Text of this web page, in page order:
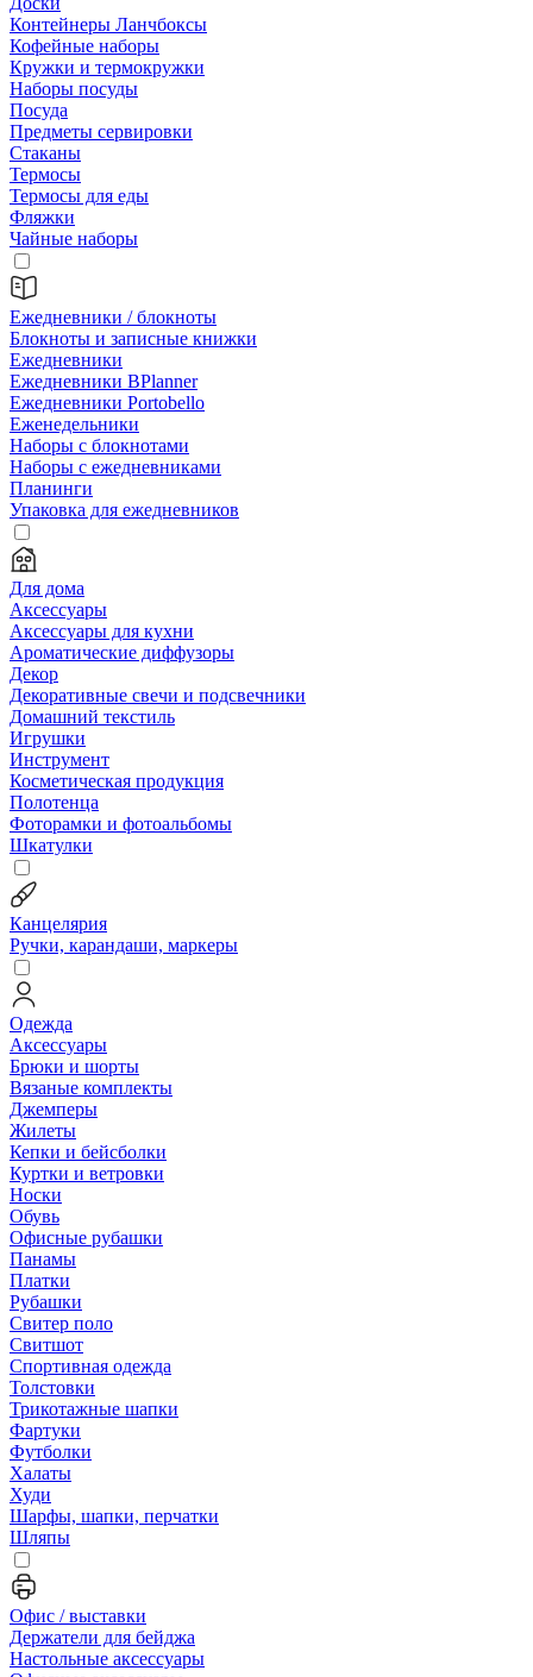
Контейнеры Ланчбоксы
Кофейные наборы
Кружки и термокружки
Наборы посуды
Посуда
Предметы сервировки
Стаканы
Термосы
Термосы для еды
Фляжки
Чайные наборы
Ежедневники / блокноты
Блокноты и записные книжки
Ежедневники
Ежедневники BPlanner
Ежедневники Portobello
Еженедельники
Наборы с блокнотами
Наборы с ежедневниками
Планинги
Упаковка для ежедневников
Для дома
Аксессуары
Аксессуары для кухни
Ароматические диффузоры
Декор
Декоративные свечи и подсвечники
Домашний текстиль
Игрушки
Инструмент
Косметическая продукция
Полотенца
Фоторамки и фотоальбомы
Шкатулки
Канцелярия
Ручки, карандаши, маркеры
Одежда
Аксессуары
Брюки и шорты
Вязаные комплекты
Джемперы
Жилеты
Кепки и бейсболки
Куртки и ветровки
Носки
Обувь
Офисные рубашки
Панамы
Платки
Рубашки
Свитер поло
Свитшот
Спортивная одежда
Толстовки
Трикотажные шапки
Фартуки
Футболки
Халаты
Худи
Шарфы, шапки, перчатки
Шляпы
Офис / выставки
Держатели для бейджа
Настольные аксессуары